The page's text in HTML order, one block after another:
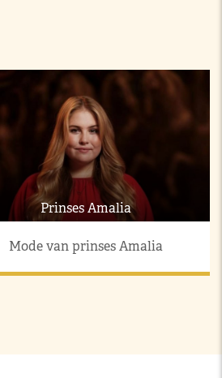
Prinses Amalia
Mode van prinses Amalia